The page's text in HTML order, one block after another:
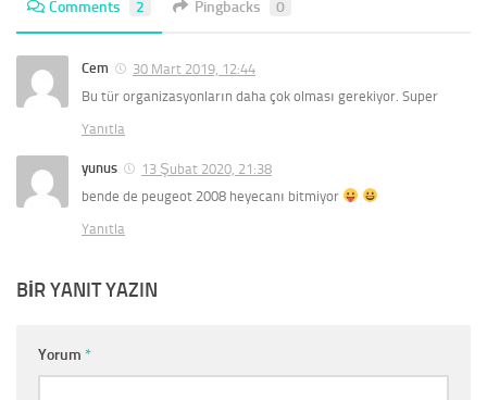
Comments 2 Pingbacks 0
Cem
30 Mart 2019, 12:44
Bu tür organizasyonların daha çok olması gerekiyor. Super
Yanıtla
yunus
13 Şubat 2020, 21:38
bende de peugeot 2008 heyecanı bitmiyor
Yanıtla
BIR YANIT YAZIN
Yorum *